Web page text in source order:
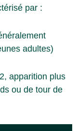
par :
adultes)
apparition plus
ou de tour de